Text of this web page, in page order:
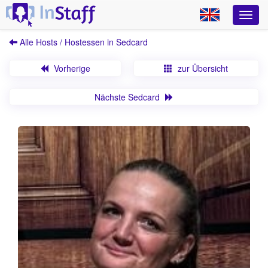
Alle Hosts / Hostessen in Sedcard
Vorherige zur Übersicht
Nächste Sedcard